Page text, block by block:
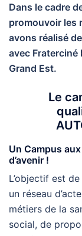
Dans le cadre
promouvoir les
avons réalisé
avec
Grand Est.
Le
Un Campus
d’avenir !
L’objectif est
un réseau
métiers de la
social, de